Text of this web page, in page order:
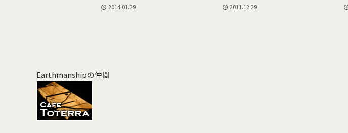
2014.01.29 2011.12.29
Earthmanshipの仲間